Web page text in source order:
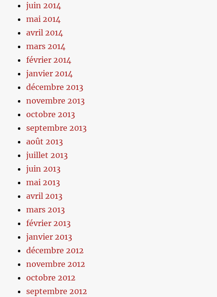
juin 2014
mai 2014
avril 2014
mars 2014
février 2014
janvier 2014
décembre 2013
novembre 2013
octobre 2013
septembre 2013
août 2013
juillet 2013
juin 2013
mai 2013
avril 2013
mars 2013
février 2013
janvier 2013
décembre 2012
novembre 2012
octobre 2012
septembre 2012